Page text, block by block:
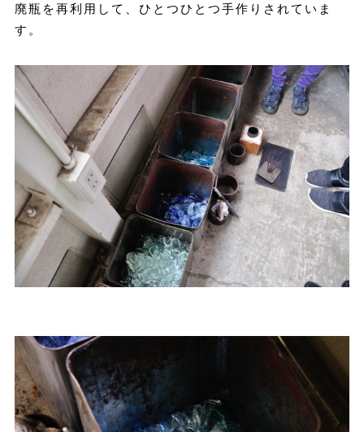
廃瓶を再利用して、ひとつひとつ手作りされていま
す。